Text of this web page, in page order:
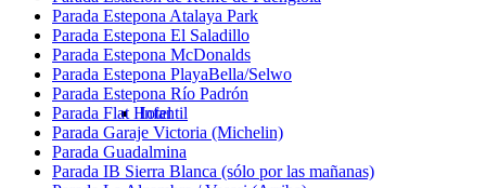
Infantil
Parada Estepona Atalaya Park
Parada Estepona El Saladillo
Parada Estepona McDonalds
Parada Estepona PlayaBella/Selwo
Parada Estepona Río Padrón
Parada Flat Hotel
Parada Garaje Victoria (Michelin)
Parada Guadalmina
Parada IB Sierra Blanca (sólo por las mañanas)